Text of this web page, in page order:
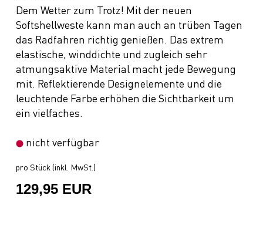
Dem Wetter zum Trotz! Mit der neuen
Softshellweste kann man auch an trüben Tagen
das Radfahren richtig genießen. Das extrem
elastische, winddichte und zugleich sehr
atmungsaktive Material macht jede Bewegung
mit. Reflektierende Designelemente und die
leuchtende Farbe erhöhen die Sichtbarkeit um
ein vielfaches.
nicht verfügbar
pro Stück (inkl. MwSt.)
129,95 EUR